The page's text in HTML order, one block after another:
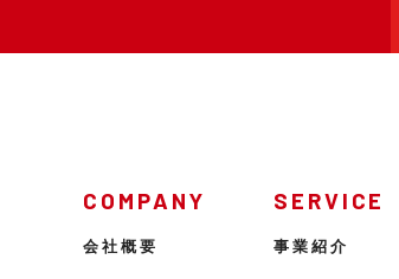
COMPANY
会社概要
SERVICE
事業紹介